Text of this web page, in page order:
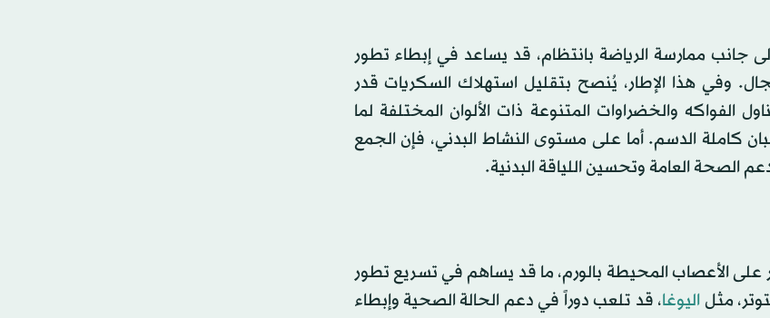
جانب ممارسة الرياضة بانتظام، قد يساعد في إبطاء تطور
وفي هذا الإطار، يُنصح بتقليل استهلاك السكريات قدر
الفواكه والخضراوات المتنوعة ذات الألوان المختلفة لما
كاملة الدسم. أما على مستوى النشاط البدني، فإن الجمع
الصحة العامة وتحسين اللياقة البدنية.
على الأعصاب المحيطة بالورم، ما قد يساهم في تسريع تطور
مثل اليوغا، قد تلعب دوراً في دعم الحالة الصحية وإبطاء